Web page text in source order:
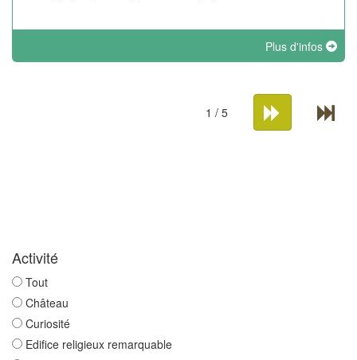
Plus d'infos
1 / 5
Activité
Tout
Château
Curiosité
Edifice religieux remarquable